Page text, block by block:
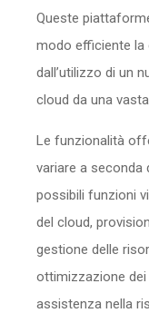
Queste
modo efficiente la
dall’utilizzo di un
cloud da una
Le funzionalità
variare a seconda
possibili funzioni
del cloud,
gestione delle
ottimizzazione dei
assistenza nella